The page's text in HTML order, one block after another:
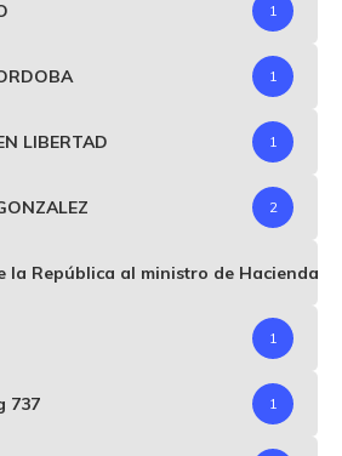
1
1
LIBERTAD 1
2
la República al ministro de Hacienda
1
737 1